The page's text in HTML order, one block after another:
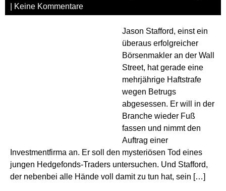
Keine Kommentare
Jason Stafford, einst ein
überaus erfolgreicher
Börsenmakler an der Wall
Street, hat gerade eine
mehrjährige Haftstrafe
wegen Betrugs
abgesessen. Er will in der
Branche wieder Fuß
fassen und nimmt den
Auftrag einer
Investmentfirma an. Er soll den mysteriösen Tod eines
jungen Hedgefonds-Traders untersuchen. Und Stafford,
der nebenbei alle Hände voll damit zu tun hat, sein […]